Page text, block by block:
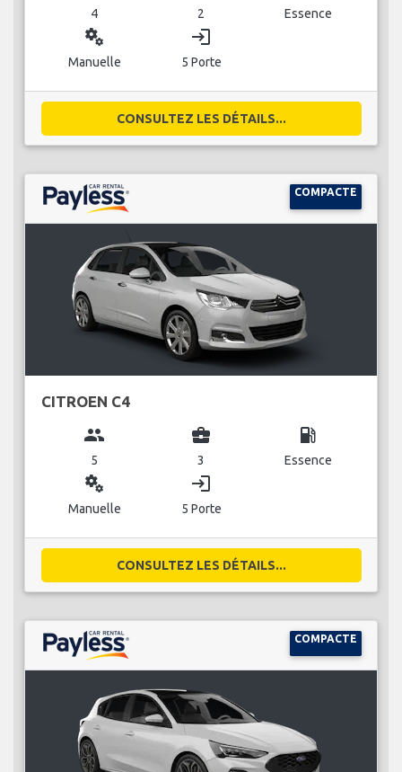
4 2 Essence
miscellaneous_services
Manuelle
login
5 Porte
CONSULTEZ LES DÉTAILS...
COMPACTE
CITROEN C4
group
5
business_center
3
local_gas_station
Essence
miscellaneous_services
Manuelle
login
5 Porte
CONSULTEZ LES DÉTAILS...
COMPACTE